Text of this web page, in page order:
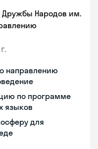
Дружбы Народов им.
направлению
по программе
языков
для